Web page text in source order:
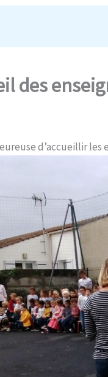
des
d’accueillir les